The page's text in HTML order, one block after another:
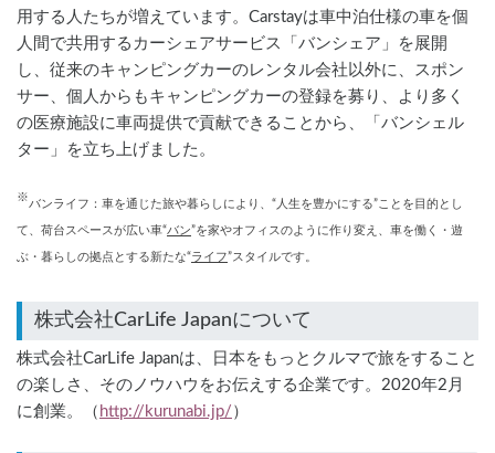
用する人たちが増えています。Carstayは車中泊仕様の車を個
人間で共用するカーシェアサービス「バンシェア」を展開
し、従来のキャンピングカーのレンタル会社以外に、スポン
サー、個人からもキャンピングカーの登録を募り、より多く
の医療施設に車両提供で貢献できることから、「バンシェル
ター」を立ち上げました。
※
バンライフ：車を通じた旅や暮らしにより、“人生を豊かにする”ことを目的とし
て、荷台スペースが広い車“バン”を家やオフィスのように作り変え、車を働く・遊
ぶ・暮らしの拠点とする新たな“ライフ”スタイルです。
株式会社CarLife Japanは、日本をもっとクルマで旅をすること
の楽しさ、そのノウハウをお伝えする企業です。2020年2月
に創業。（ http://kurunabi.jp/ ）